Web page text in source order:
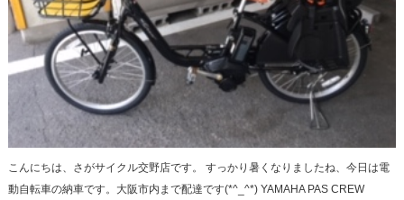
こんにちは、さがサイクル交野店です。 すっかり暑くなりましたね、今日は電
動自転車の納車です。大阪市内まで配達です(*^_^*) YAMAHA PAS CREW